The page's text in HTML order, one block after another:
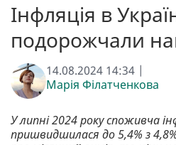
Інфляція в
подорожчали
14.08.2024 14:34 |
Марія Філатченкова
У липні 2024 року споживча
пришвидшилася до 5,4% з